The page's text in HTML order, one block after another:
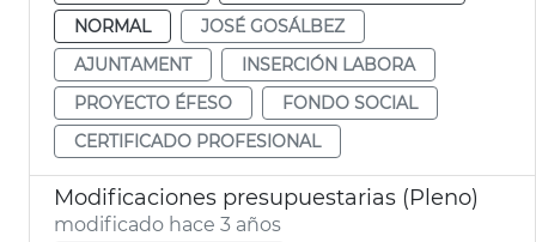
NORMAL
JOSÉ GOSÁLBEZ
AJUNTAMENT
INSERCIÓN LABORA
PROYECTO ÉFESO
FONDO SOCIAL
CERTIFICADO PROFESIONAL
Modificaciones presupuestarias (Pleno)
modificado hace 3 años